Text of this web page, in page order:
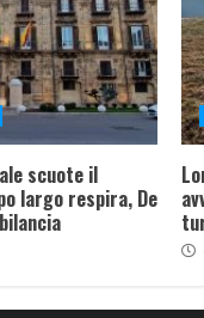
scuote il
largo respira, De